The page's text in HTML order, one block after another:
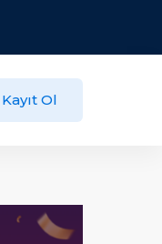
Kayıt Ol